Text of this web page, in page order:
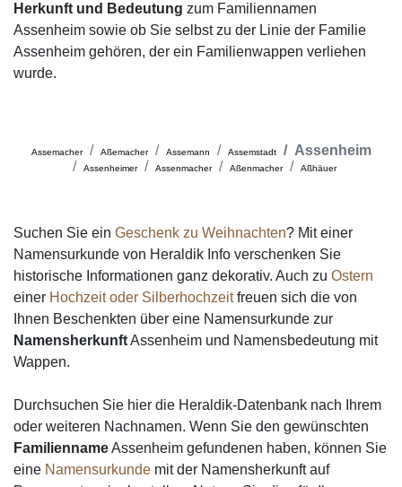
Herkunft und Bedeutung zum Familiennamen
Assenheim sowie ob Sie selbst zu der Linie der Familie
Assenheim gehören, der ein Familienwappen verliehen
wurde.
Assemacher Aßemacher Assemann Assemstadt Assenheim
Assenheimer Assenmacher Aßenmacher Aßhäuer
Suchen Sie ein Geschenk zu Weihnachten? Mit einer
Namensurkunde von Heraldik Info verschenken Sie
historische Informationen ganz dekorativ. Auch zu Ostern
einer Hochzeit oder Silberhochzeitfreuen sich die von
Ihnen Beschenkten über eine Namensurkunde zur
NamensherkunftAssenheim und Namensbedeutung mit
Wappen.
Durchsuchen Sie hier die Heraldik-Datenbank nach Ihrem
oder weiteren Nachnamen. Wenn Sie den gewünschten
FamiliennameAssenheim gefundenen haben, können Sie
eine Namensurkunde mit der Namensherkunft auf